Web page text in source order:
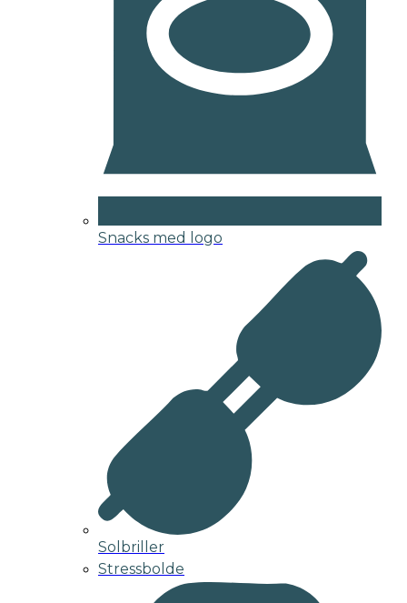
Snacks med logo
Solbriller
Stressbolde